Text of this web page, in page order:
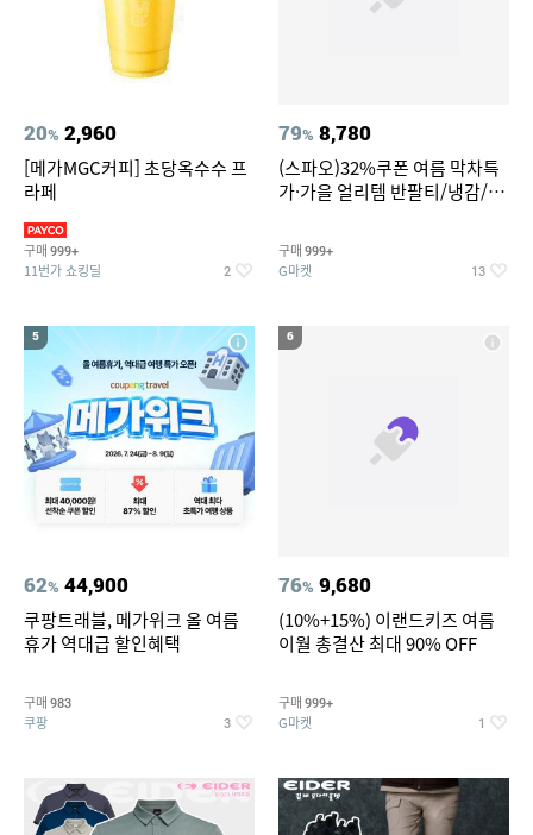
20% 2,960
[메가MGC커피] 초당옥수수 프
라페
구매 999+
11번가 쇼킹딜 2
79% 8,780
(스파오)32%쿠폰 여름 막차특
가·가을 얼리템 반팔티/냉감/반
건 외 ~74%OFF
구매 999+
G마켓 13
5
62% 44,900
쿠팡트래블, 메가위크 올 여름
휴가 역대급 할인혜택
구매 983
쿠팡 3
6
76% 9,680
(10%+15%) 이랜드키즈 여름
이월 총결산 최대 90% OFF
구매 999+
G마켓 1